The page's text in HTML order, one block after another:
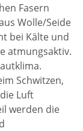
Fasern
Wolle/Seide
bei Kälte und
atmungsaktiv.
Schwitzen,
Luft
werden die